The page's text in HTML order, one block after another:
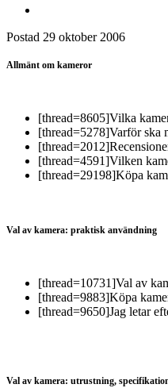
Postad 29 oktober 2006
Allmänt om kameror
[thread=8605]Vilka
[thread=5278]Varför ska
[thread=4591]Vilken
[thread=29198]Köpa
Val av kamera: praktisk användning
[thread=10731]Val av
[thread=9883]Köpa
[thread=9650]Jag letar
Val av kamera: utrustning,